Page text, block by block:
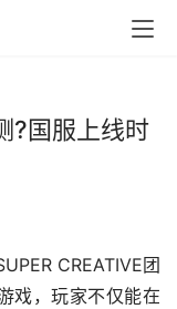
?国服上线时
CREATIVE团
戏，玩家不仅能在